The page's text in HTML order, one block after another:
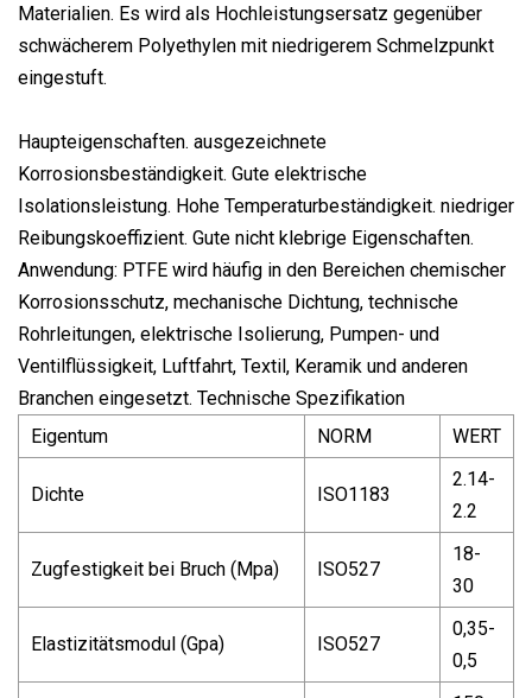
Materialien. Es wird als Hochleistungsersatz gegenüber
schwächerem Polyethylen mit niedrigerem Schmelzpunkt
eingestuft.
Haupteigenschaften. ausgezeichnete
Korrosionsbeständigkeit. Gute elektrische
Isolationsleistung. Hohe Temperaturbeständigkeit. niedriger
Reibungskoeffizient. Gute nicht klebrige Eigenschaften.
Anwendung: PTFE wird häufig in den Bereichen chemischer
Korrosionsschutz, mechanische Dichtung, technische
Rohrleitungen, elektrische Isolierung, Pumpen- und
Ventilflüssigkeit, Luftfahrt, Textil, Keramik und anderen
Branchen eingesetzt. Technische Spezifikation
Eigentum
NORM WERT
Dichte ISO1183
2.14-
2.2
Zugfestigkeit bei Bruch (Mpa) ISO527
18-
30
Elastizitätsmodul (Gpa) ISO527
0,35-
0,5